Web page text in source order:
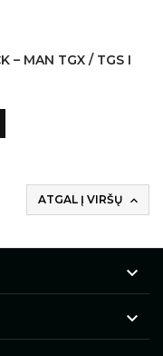
– MAN TGX / TGS I
ATGAL Į VIRŠŲ 

